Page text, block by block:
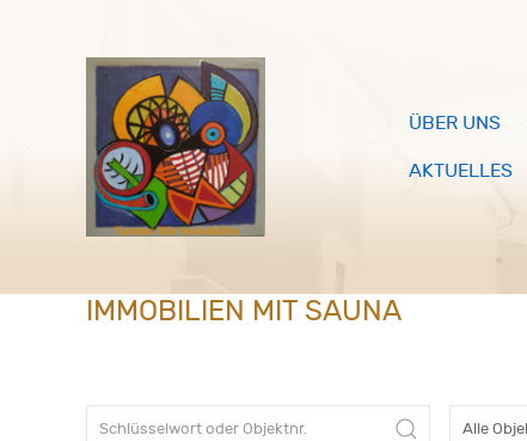
ÜBER UNS
AKTUELLES
IMMOBILIEN MIT SAUNA